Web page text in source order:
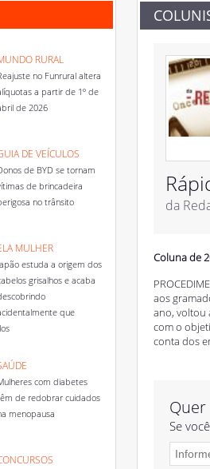
RURAL
no Funrural altera
a partir de 1º de
de 2026
DE VEÍCULOS
de BYD se tornam
de brincadeira
no trânsito
MULHER
estuda a origem dos
grisalhos e acaba
que
com diabetes
de redobrar cuidados
menopausa
da
Coluna de
aos
ano, voltou
com o
conta dos
Se